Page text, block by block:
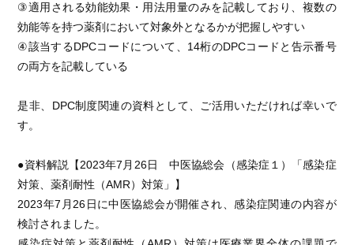
③適用される効能効果・用法用量のみを記載しており、複数の
効能等を持つ薬剤において対象外となるかが把握しやすい
④該当するDPCコードについて、14桁のDPCコードと告示番号
の両方を記載している
是非、DPC制度関連の資料として、ご活用いただければ幸いで
す。
●資料解説【2023年7月26日 中医協総会（感染症１）「感染症
対策、薬剤耐性（AMR）対策」】
2023年7月26日に中医協総会が開催され、感染症関連の内容が
検討されました。